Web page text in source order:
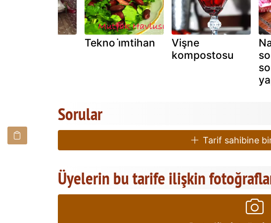
Tekno i̇mtihan
Vişne
kompostosu
Sorular
Tarif sahibine
Üyelerin bu tarife ilişkin